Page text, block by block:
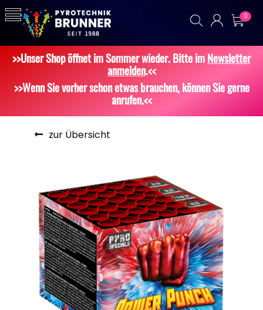
0
>>Unser Shop öffnet im Sommer wieder. Bitte imNewsletter
anmelden.<<
>>Wenn Sie vorher schon etwas brauchen, können Sie gerne
anrufen.<<
zur Übersicht